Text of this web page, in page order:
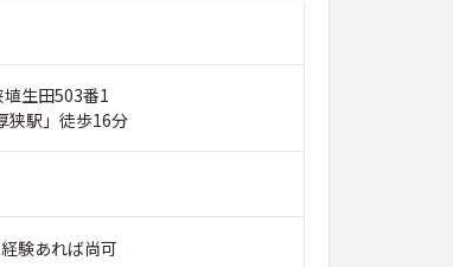
生田503番1
狭駅」徒歩16分
験あれば尚可